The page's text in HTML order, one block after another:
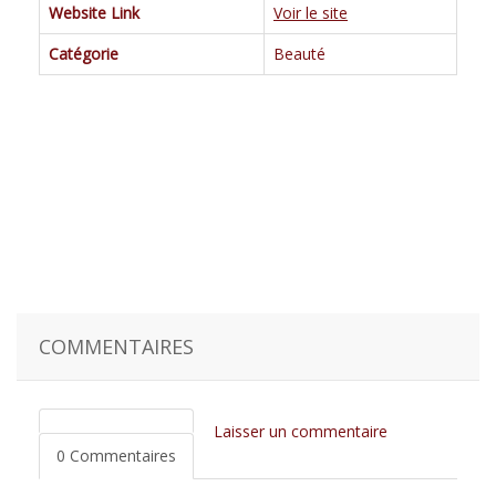
Website Link
Voir le site
Catégorie
Beauté
COMMENTAIRES
0 Commentaires
Laisser un commentaire